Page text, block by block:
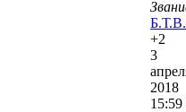
Б.Т.В.
+2
3
2018
15:59